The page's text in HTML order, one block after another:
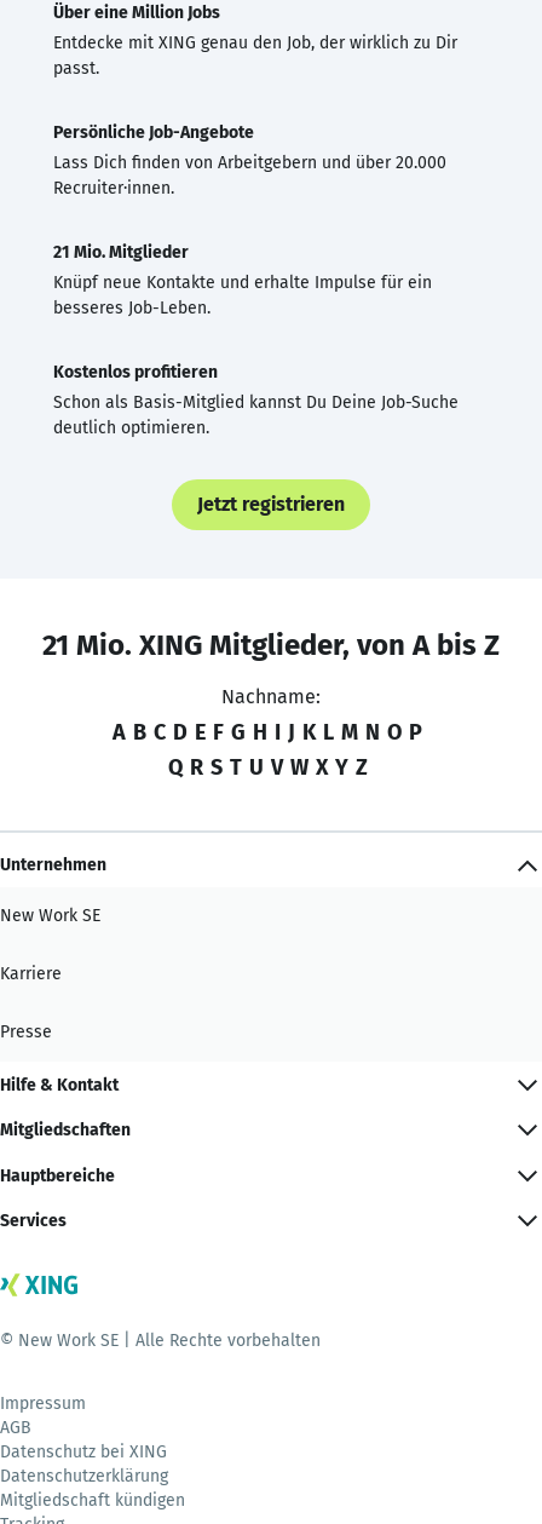
Über eine Million Jobs
Entdecke mit XING genau den Job, der wirklich zu Dir
passt.
Persönliche Job-Angebote
Lass Dich finden von Arbeitgebern und über 20.000
Recruiter·innen.
21 Mio. Mitglieder
Knüpf neue Kontakte und erhalte Impulse für ein
besseres Job-Leben.
Kostenlos profitieren
Schon als Basis-Mitglied kannst Du Deine Job-Suche
deutlich optimieren.
Jetzt registrieren
21 Mio. XING Mitglieder, von A bis Z
Nachname:
A B C D E F G H I J K L M N O P
Q R S T U V W X Y Z
Unternehmen
New Work SE
Karriere
Presse
Hilfe & Kontakt
Mitgliedschaften
Hauptbereiche
Services
© New Work SE | Alle Rechte vorbehalten
Impressum
AGB
Datenschutz bei XING
Datenschutzerklärung
Mitgliedschaft kündigen